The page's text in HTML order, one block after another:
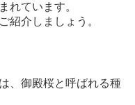
れています。
紹介しましょう。
、御殿桜と呼ばれる種